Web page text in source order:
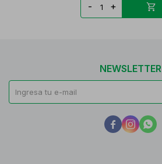
- +
NEWSLETTER
  